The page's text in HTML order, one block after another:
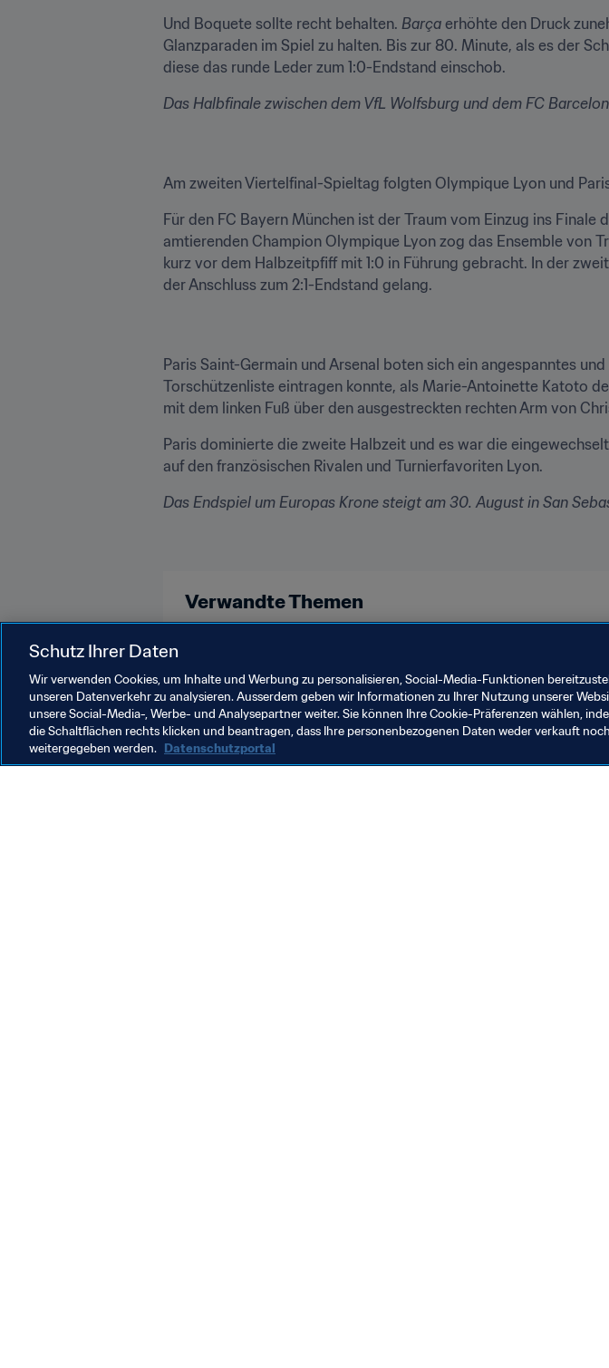
Und Boquete sollte recht behalten. Barça erhöhte den Druck
Glanzparaden im Spiel zu halten. Bis zur 80. Minute, als es der
diese das runde Leder zum 1:0-Endstand einschob.
Das Halbfinale zwischen dem VfL Wolfsburg und dem FC
Am zweiten Viertelfinal-Spieltag folgten Olympique Lyon und
Für den FC Bayern München ist der Traum vom Einzug ins
amtierenden Champion Olympique Lyon zog das Ensemble von
kurz vor dem Halbzeitpfiff mit 1:0 in Führung gebracht. In der
der Anschluss zum 2:1-Endstand gelang.
Paris Saint-Germain und Arsenal boten sich ein angespanntes
Torschützenliste eintragen konnte, als Marie-Antoinette Katoto
mit dem linken Fuß über den ausgestreckten rechten Arm von
Paris dominierte die zweite Halbzeit und es war die
auf den französischen Rivalen und Turnierfavoriten Lyon.
Das Endspiel um Europas Krone steigt am 30. August in San
Verwandte Themen
Schutz Ihrer Daten
Wir verwenden Cookies, um Inhalte und Werbung zu personalisieren, Social-Media-Funktionen
unseren Datenverkehr zu analysieren. Ausserdem geben wir Informationen zu Ihrer Nutzung unserer
unsere Social-Media-, Werbe- und Analysepartner weiter. Sie können Ihre Cookie-Präferenzen wählen,
die Schaltflächen rechts klicken und beantragen, dass Ihre personenbezogenen Daten weder verkauft noch
weitergegeben werden. Datenschutzportal